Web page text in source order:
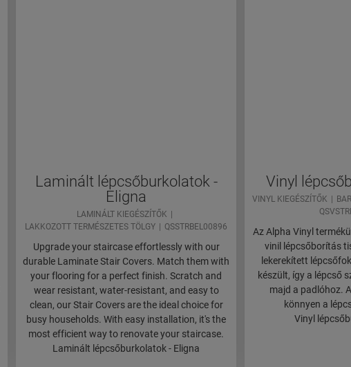
Laminált lépcsőburkolatok -
Eligna
LAMINÁLT KIEGÉSZÍTŐK
LAKKOZOTT TERMÉSZETES TÖLGY
QSSTRBEL00896
Upgrade your staircase effortlessly with our
durable Laminate Stair Covers. Match them with
your flooring for a perfect finish. Scratch and
wear resistant, water-resistant, and easy to
clean, our Stair Covers are the ideal choice for
busy households. With easy installation, it's the
most efficient way to renovate your staircase.
Laminált lépcsőburkolatok - Eligna
Vinyl
VINYL KIEGÉSZÍTŐK
Az Alpha Vinyl
vinil lépcsőborítás
lekerekített
készült, így a lépcső
majd a padlóhoz.
könnyen a
Vinyl